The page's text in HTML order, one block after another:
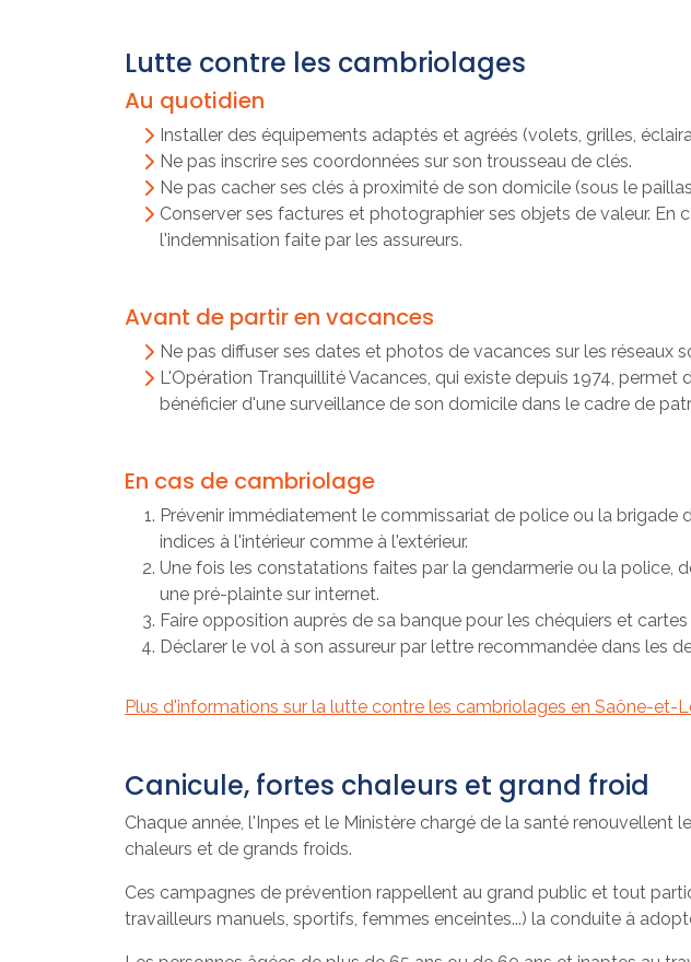
Lutte contre les cambriolages
Au quotidien
Installer des équipements adaptés et agréés (volets, grilles,
Ne pas inscrire ses coordonnées sur son trousseau de clés.
Ne pas cacher ses clés à proximité de son domicile (sous le
Conserver ses factures et photographier ses objets de valeur.
l'indemnisation faite par les assureurs.
Avant de partir en vacances
Ne pas diffuser ses dates et photos de vacances sur les
L'Opération Tranquillité Vacances, qui existe depuis 1974,
bénéficier d'une surveillance de son domicile dans le cadre de
En cas de cambriolage
Prévenir immédiatement le commissariat de police ou la brigade
indices à l'intérieur comme à l'extérieur.
Une fois les constatations faites par la gendarmerie ou la police,
une pré-plainte sur internet.
Faire opposition auprès de sa banque pour les chéquiers et
Déclarer le vol à son assureur par lettre recommandée dans les
Plus d'informations sur la lutte contre les cambriolages en Saône-et-
Canicule, fortes chaleurs et grand froid
Chaque année, l'Inpes et le Ministère chargé de la santé
chaleurs et de grands froids.
Ces campagnes de prévention rappellent au grand public et tout
travailleurs manuels, sportifs, femmes enceintes...) la conduite à